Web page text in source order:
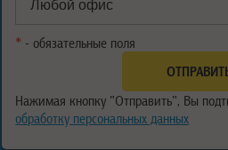
* - обязательные поля
Нажимая кнопку "Отправить", Вы
обработку персональных данных